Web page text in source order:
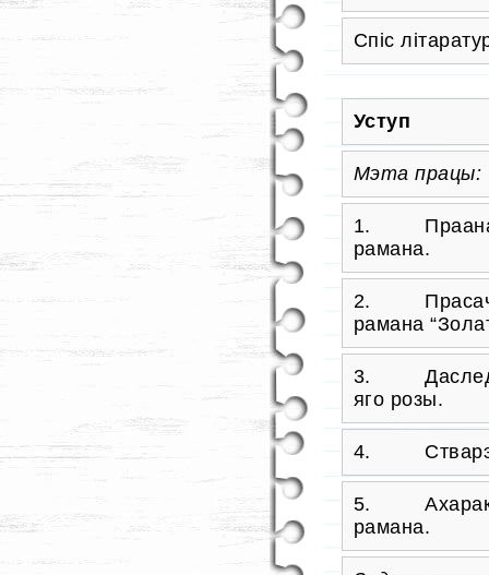
Спіс
Уступ
Мэта працы:
1.
рамана.
2.
рамана
3.
яго розы.
4.
5.
рамана.